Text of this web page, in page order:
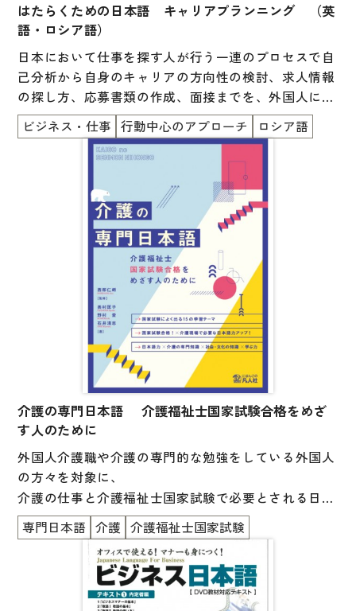
はたらくための日本語 キャリアプランニング （英
語・ロシア語）
日本において仕事を探す人が行う一連のプロセスで自
己分析から自身のキャリアの方向性の検討、求人情報
の探し方、応募書類の作成、面接までを、外国人にと
ってわかりやすい形で示したテキストです。
ビジネス・仕事 行動中心のアプローチ ロシア語
介護の専門日本語 介護福祉士国家試験合格をめざ
す人のために
外国人介護職や介護の専門的な勉強をしている外国人
の方々を対象に、
介護の仕事と介護福祉士国家試験で必要とされる日本
語・専門知識の学習をサポート。
下記の力をのばすことをめざします。
１）語彙力［日本語力］
２）正確に読む力［日本語力］
専門日本語 介護 介護福祉士国家試験